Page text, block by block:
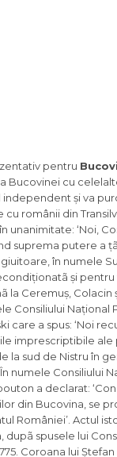
pentru
Bucovinei cu
independent și va
românii din
unanimitate: ‘Noi,
suprema putere a
în numele
și
la Ceremuș, Colacin
Consiliului Național
care a spus: ‘Noi
imprescriptibile ale
la sud de Nistru în
numele Consiliului
a declarat:
din Bucovina, se
României’. Actul
dupã spusele lui
Coroana lui